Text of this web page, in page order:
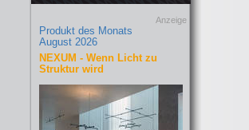
Anzeige
Produkt des Monats
August 2026
NEXUM - Wenn Licht zu
Struktur wird